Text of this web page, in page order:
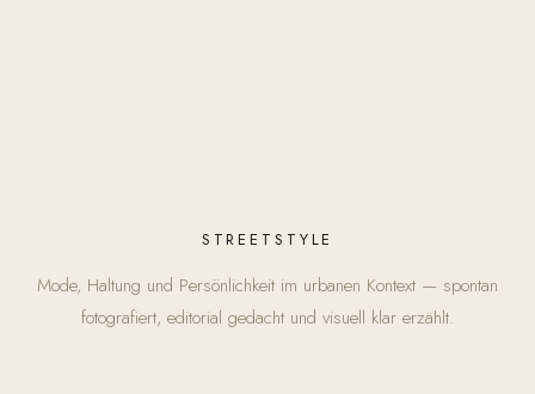
STREETSTYLE
Mode, Haltung und Persönlichkeit im urbanen Kontext — spontan
fotografiert, editorial gedacht und visuell klar erzählt.